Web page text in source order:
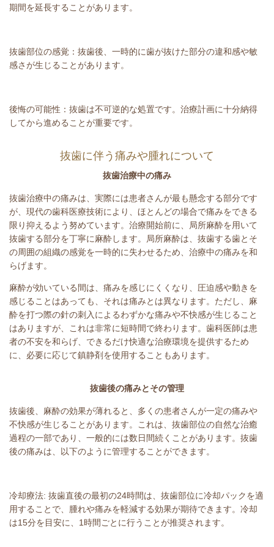
期間を延長することがあります。
抜歯部位の感覚：抜歯後、一時的に歯が抜けた部分の違和感や敏
感さが生じることがあります。
後悔の可能性：抜歯は不可逆的な処置です。治療計画に十分納得
してから進めることが重要です。
抜歯に伴う痛みや腫れについて
抜歯治療中の痛み
抜歯治療中の痛みは、実際には患者さんが最も懸念する部分です
が、現代の歯科医療技術により、ほとんどの場合で痛みをできる
限り抑えるよう努めています。治療開始前に、局所麻酔を用いて
抜歯する部分を丁寧に麻酔します。局所麻酔は、抜歯する歯とそ
の周囲の組織の感覚を一時的に失わせるため、治療中の痛みを和
らげます。
麻酔が効いている間は、痛みを感じにくくなり、圧迫感や動きを
感じることはあっても、それは痛みとは異なります。ただし、麻
酔を打つ際の針の刺入によるわずかな痛みや不快感が生じること
はありますが、これは非常に短時間で終わります。歯科医師は患
者の不安を和らげ、できるだけ快適な治療環境を提供するため
に、必要に応じて鎮静剤を使用することもあります。
抜歯後の痛みとその管理
抜歯後、麻酔の効果が薄れると、多くの患者さんが一定の痛みや
不快感が生じることがあります。これは、抜歯部位の自然な治癒
過程の一部であり、一般的には数日間続くことがあります。抜歯
後の痛みは、以下のように管理することができます。
冷却療法: 抜歯直後の最初の24時間は、抜歯部位に冷却パックを適
用することで、腫れや痛みを軽減する効果が期待できます。冷却
は15分を目安に、1時間ごとに行うことが推奨されます。